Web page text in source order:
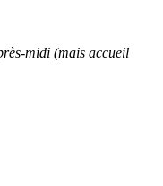
midi (mais accueil